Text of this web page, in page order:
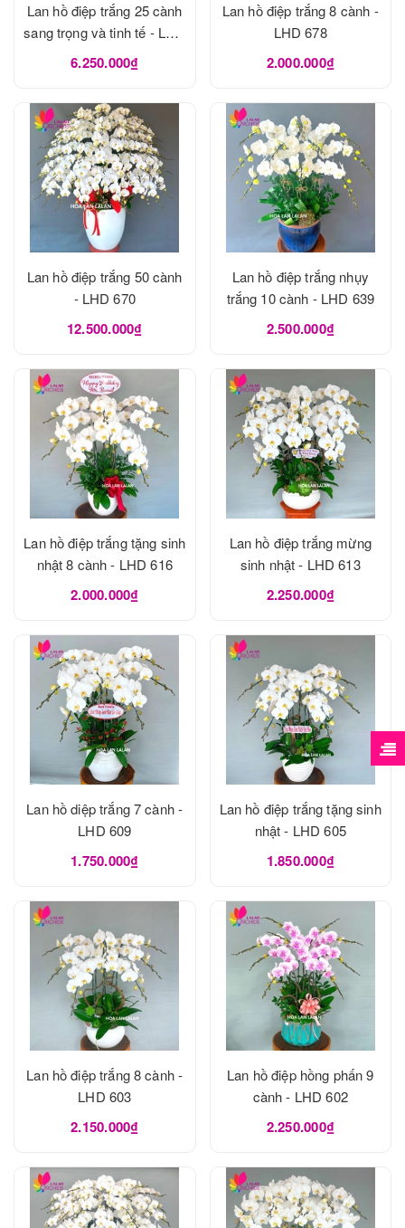
Lan hồ điệp trắng 25 cành
sang trọng và tinh tế - LHD
683
6.250.000₫
Lan hồ điệp trắng 8 cành -
LHD 678
2.000.000₫
Lan hồ điệp trắng 50 cành
- LHD 670
12.500.000₫
Lan hồ điệp trắng nhụy
trắng 10 cành - LHD 639
2.500.000₫
Lan hồ điệp trắng tặng sinh
nhật 8 cành - LHD 616
2.000.000₫
Lan hồ điệp trắng mừng
sinh nhật - LHD 613
2.250.000₫
Lan hồ diệp trắng 7 cành -
LHD 609
1.750.000₫
Lan hồ điệp trắng tặng sinh
nhật - LHD 605
1.850.000₫
Lan hồ điệp trắng 8 cành -
LHD 603
2.150.000₫
Lan hồ điệp hồng phấn 9
cành - LHD 602
2.250.000₫